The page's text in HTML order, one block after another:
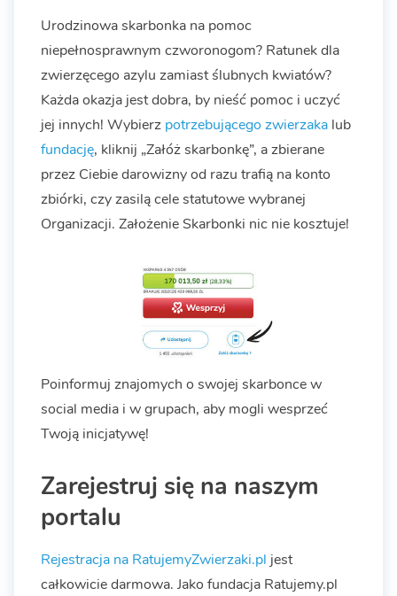
Urodzinowa skarbonka na pomoc
niepełnosprawnym czworonogom? Ratunek dla
zwierzęcego azylu zamiast ślubnych kwiatów?
Każda okazja jest dobra, by nieść pomoc i uczyć
jej innych! Wybierz potrzebującego zwierzaka lub
fundację, kliknij „Załóż skarbonkę”, a zbierane
przez Ciebie darowizny od razu trafią na konto
zbiórki, czy zasilą cele statutowe wybranej
Organizacji. Założenie Skarbonki nic nie kosztuje!
Poinformuj znajomych o swojej skarbonce w
social media i w grupach, aby mogli wesprzeć
Twoją inicjatywę!
Zarejestruj się na naszym
portalu
Rejestracja na RatujemyZwierzaki.pl jest
całkowicie darmowa. Jako fundacja Ratujemy.pl